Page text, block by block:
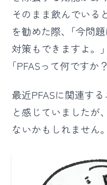
そのまま飲んでいる
を勧めた際、｢今問
対策もできますよ。｣
｢PFASって何ですか？
最近PFASに関連す
と感じていましたが
ないかもしれません。